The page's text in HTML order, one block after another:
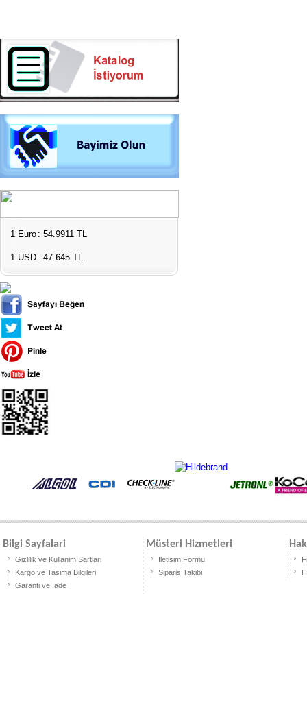
1 Euro : 54.9911 TL
1 USD : 47.645 TL
Bilgi Sayfalari
Gizlilik ve Kullanim Sartlari
Kargo ve Tasima Bilgileri
Garanti ve Iade
Müsteri Hizmetleri
Iletisim Formu
Siparis Takibi